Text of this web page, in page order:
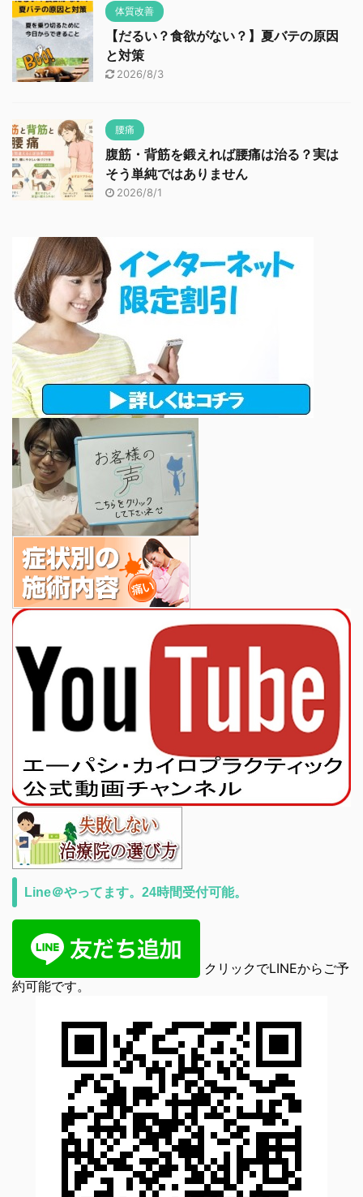
体質改善
【だるい？食欲がない？】夏バテの原因
と対策
2026/8/3
腰痛
腹筋・背筋を鍛えれば腰痛は治る？実は
そう単純ではありません
2026/8/1
Line＠やってます。24時間受付可能。
クリックでLINEからご予
約可能です。